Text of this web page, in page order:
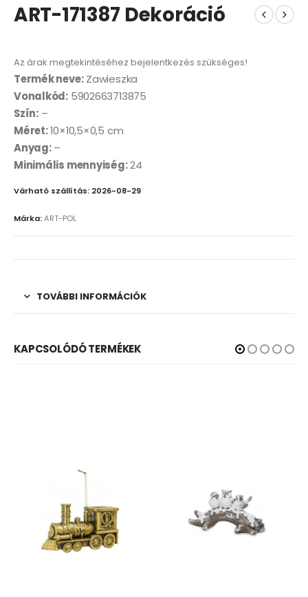
ART-171387 Dekoráció
Az árak megtekintéséhez bejelentkezés szükséges!
Termék neve:Zawieszka
Vonalkód: 5902663713875
Szín:–
Méret:10×10,5×0,5 cm
Anyag:–
Minimális mennyiség:24
Várható szállítás: 2026-08-29
Márka:ART-POL
TOVÁBBI INFORMÁCIÓK
KAPCSOLÓDÓ TERMÉKEK